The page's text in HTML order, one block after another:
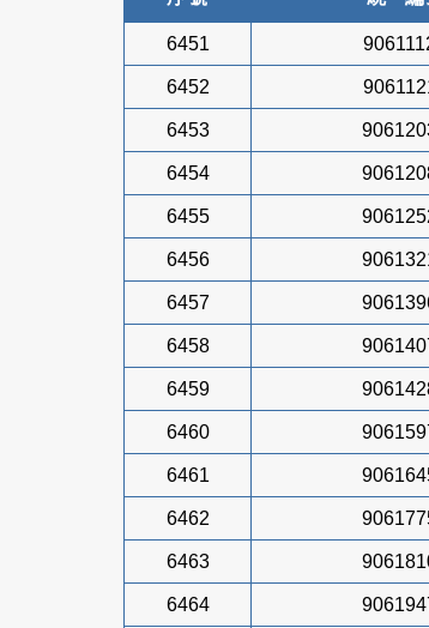
6451
6452
6453
6454
6455
6456
6457
6458
6459
6460
6461
6462
6463
6464